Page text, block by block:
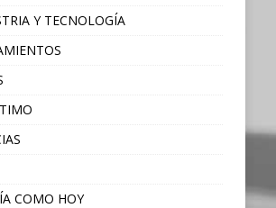
Y TECNOLOGÍA
COMO HOY